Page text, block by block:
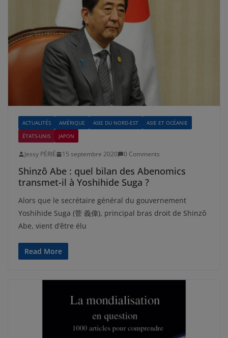
ACTUALITÉS AMÉRIQUE ASIE DU NORD-EST
ASIE ET OCÉANIE
ÉTATS-UNIS
JAPON
Jessy PÉRIÉ 15 septembre 2020 0 Comments
Shinzô Abe : quel bilan des Abenomics
transmet-il à Yoshihide Suga ?
Alors que le secrétaire général du gouvernement
Yoshihide Suga (菅 義偉), principal bras droit de Shinzô
Abe, vient d’être élu
Read More